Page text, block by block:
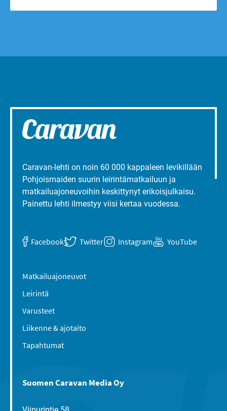
Caravan-lehti on noin 60 000 kappaleen levikillään
Pohjoismaiden suurin leirintämatkailuun ja
matkailuajoneuvoihin keskittynyt erikoisjulkaisu.
Painettu lehti ilmestyy viisi kertaa vuodessa.
Facebook Twitter Instagram YouTube
Matkailuajoneuvot
Leirintä
Varusteet
Liikenne & ajotaito
Tapahtumat
Suomen Caravan Media Oy